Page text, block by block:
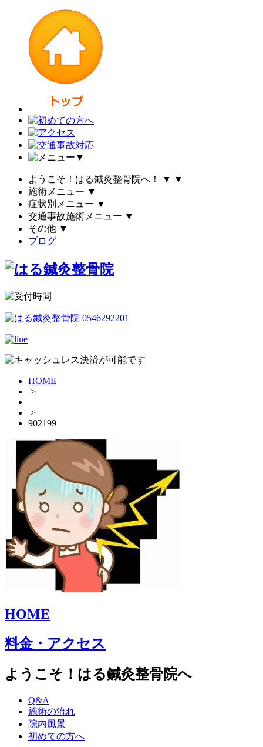
▼
ようこそ！はる鍼灸整骨院へ！ ▼ ▼
施術メニュー ▼
症状別メニュー ▼
交通事故施術メニュー ▼
その他 ▼
ブログ
HOME
>
>
902199
HOME
料金・アクセス
ようこそ！はる鍼灸整骨院へ
Q&A
施術の流れ
院内風景
初めての方へ